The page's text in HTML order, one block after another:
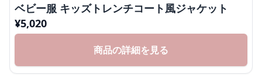
ベビー服 キッズトレンチコート風ジャケット
¥5,020
商品の詳細を見る